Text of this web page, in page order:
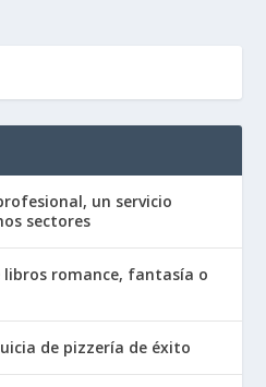
un servicio
sectores
romance, fantasía o
de pizzería de éxito